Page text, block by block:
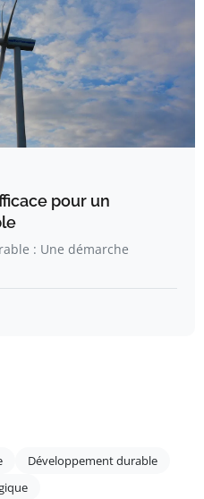
pour un
: Une démarche
Développement durable